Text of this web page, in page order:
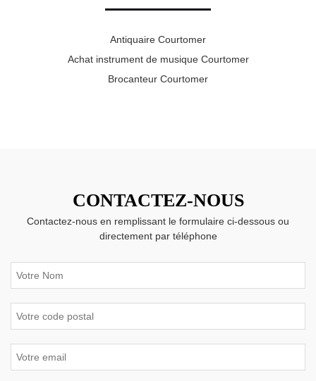
Antiquaire Courtomer
Achat instrument de musique Courtomer
Brocanteur Courtomer
CONTACTEZ-NOUS
Contactez-nous en remplissant le formulaire ci-dessous ou
directement par téléphone